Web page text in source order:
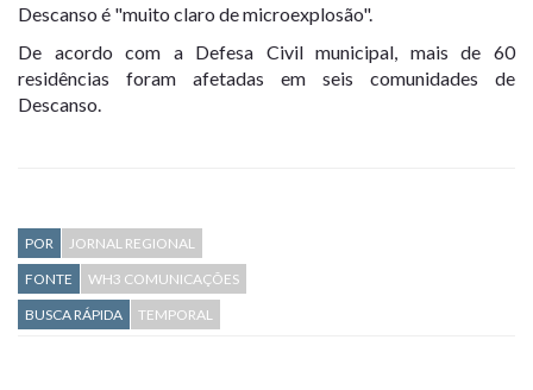
Descanso é "muito claro de microexplosão".
De acordo com a Defesa Civil municipal, mais de 60
residências foram afetadas em seis comunidades de
Descanso.
POR
JORNAL REGIONAL
FONTE
WH3 COMUNICAÇÕES
BUSCA RÁPIDA
TEMPORAL